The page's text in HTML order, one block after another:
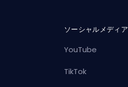
ソーシャルメディア
YouTube
TikTok